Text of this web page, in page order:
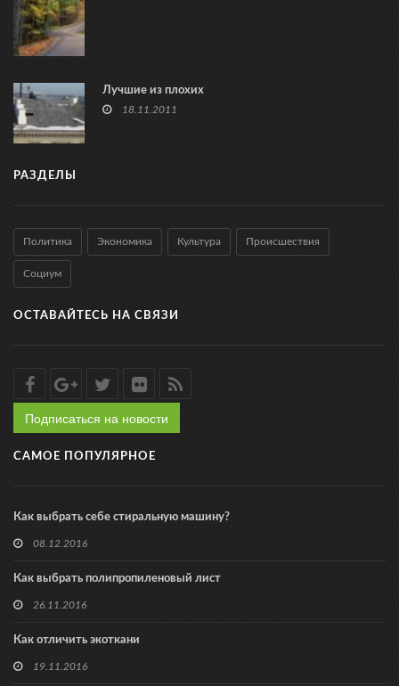
Лучшие из плохих
18.11.2011
РАЗДЕЛЫ
Политика Экономика Культура Происшествия
Социум
ОСТАВАЙТЕСЬ НА СВЯЗИ
Подписаться на новости
САМОЕ ПОПУЛЯРНОЕ
Как выбрать себе стиральную машину?
08.12.2016
Как выбрать полипропиленовый лист
26.11.2016
Как отличить экоткани
19.11.2016